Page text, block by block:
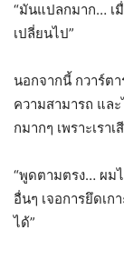
“มันแปลกมาก… เ
เปลี่ยนไป”
นอกจากนี้ กวาร์ตา
ความสามารถ แล
กมากๆ เพราะเรา
“พูดตามตรง… ผม
อื่นๆ เจอการยึดเ
ได้”